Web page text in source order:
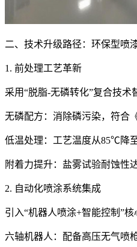
二、技术升级路径：环保型喷
1. 前处理工艺革新
采用“脱脂-无磷转化”复合技术
无磷配方：消除磷污染，符合
低温处理：工艺温度从85℃降
附着力提升：盐雾试验耐蚀性
2. 自动化喷涂系统集成
引入“机器人喷涂+智能控制”核
六轴机器人：配备高压无气喷